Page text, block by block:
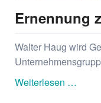
Ernennung
Walter Haug wird
Weiterlesen …